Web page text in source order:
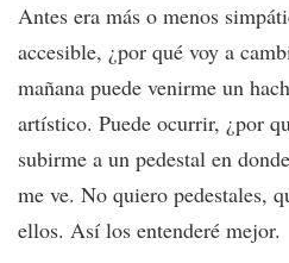
Antes era más o menos
accesible, ¿por qué voy a
mañana puede venirme un
artístico. Puede ocurrir, ¿por
subirme a un pedestal en
me ve. No quiero pedestales,
ellos. Así los entenderé mejor.